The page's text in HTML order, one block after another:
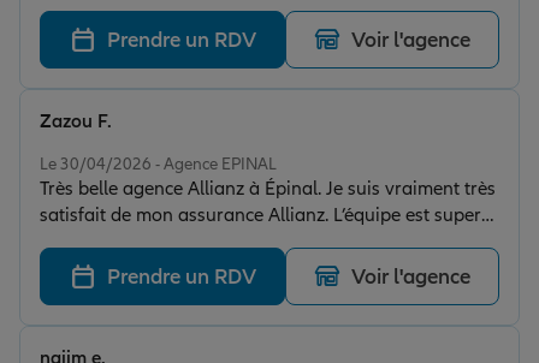
Prendre un RDV Voir l'agence
Le 30/04/2026 - Agence EPINAL
Très belle agence Allianz à Épinal. Je suis vraiment très
satisfait de mon assurance Allianz. L’équipe est super
réactive, toujours à l’écoute et très professionnelle. À
chaque sinistre que j’ai pu avoir, mon dossier a
toujours été pris en compte sérieusement, avec un vrai
suivi et des réponses rapides. On sent qu’ils cherchent
réellement à accompagner leurs clients et à trouver
Zazou F.
Prendre un RDV Voir l'agence